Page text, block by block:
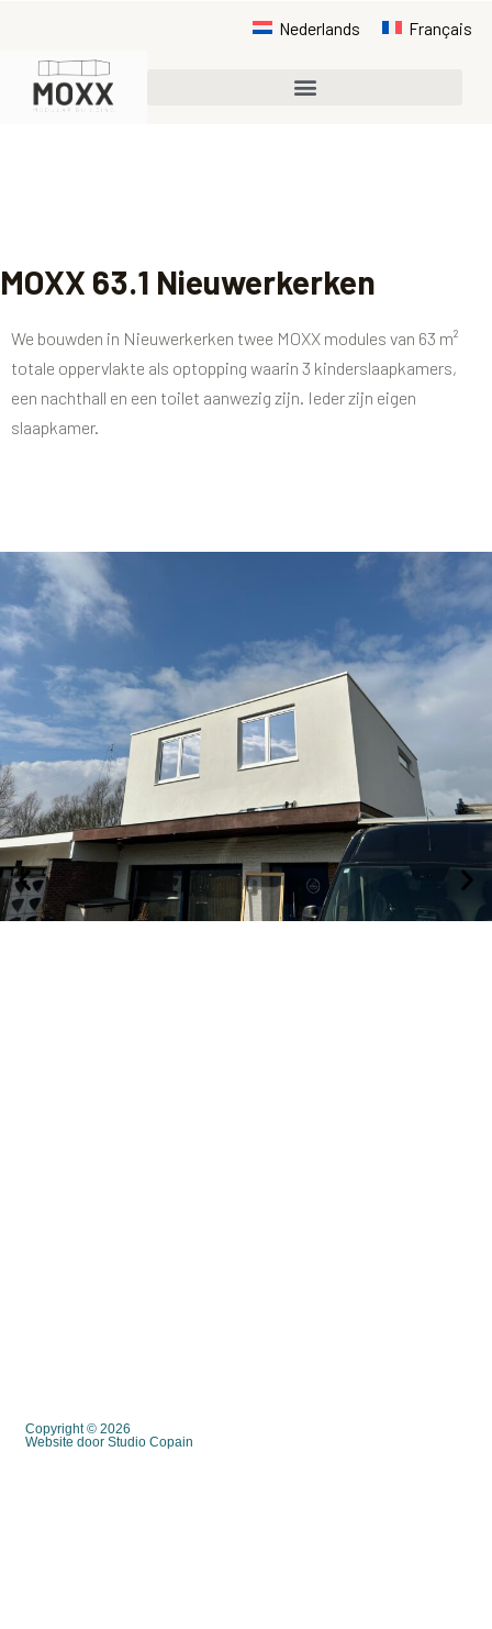
Nederlands Français
MOXX 63.1 Nieuwerkerken
We bouwden in Nieuwerkerken twee MOXX modules van 63 m²
totale oppervlakte als optopping waarin 3 kinderslaapkamers,
een nachthall en een toilet aanwezig zijn. Ieder zijn eigen
slaapkamer.
Copyright © 2026
Website door Studio Copain